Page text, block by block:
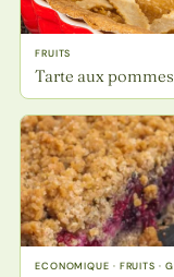
FRUITS
Tarte aux
ECONOMIQUE · FRUITS ·